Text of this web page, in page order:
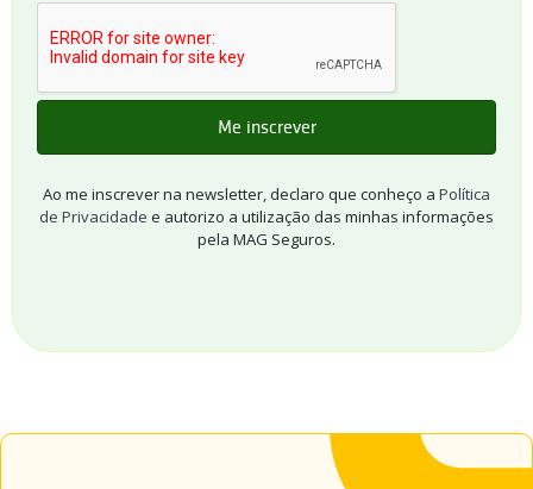
Ao me inscrever na newsletter, declaro que conheço a Política
de Privacidade e autorizo a utilização das minhas informações
pela MAG Seguros.